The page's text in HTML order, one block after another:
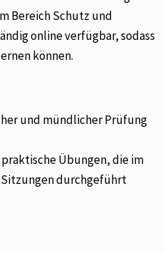
Bereich Schutz und
online verfügbar, sodass
können.
und mündlicher Prüfung
Übungen, die im
durchgeführt